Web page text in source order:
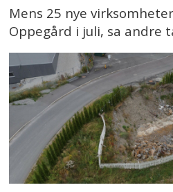
Mens 25 nye
Oppegård i juli, sa andre